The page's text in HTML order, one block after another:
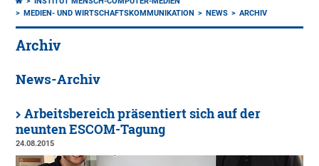
MEDIEN- UND WIRTSCHAFTSKOMMUNIKATION
NEWS ARCHIV
Archiv
News-Archiv
Arbeitsbereich präsentiert sich auf der
neunten ESCOM-Tagung
24.08.2015